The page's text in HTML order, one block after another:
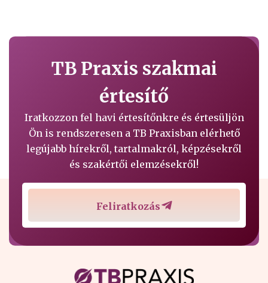
TB Praxis szakmai
értesítő
Iratkozzon fel havi értesítőnkre és értesüljön
Ön is rendszeresen a TB Praxisban elérhető
legújabb hírekről, tartalmakról, képzésekről
és szakértői elemzésekről!
Feliratkozás